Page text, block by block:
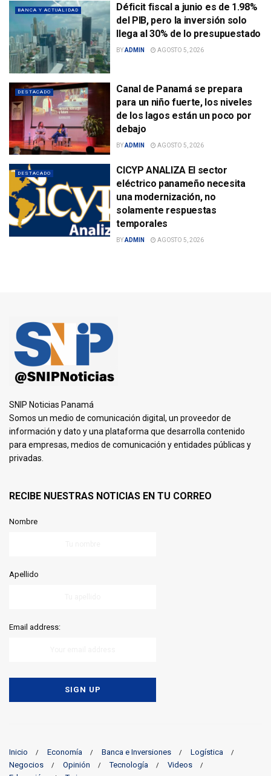
BANCA Y ACTUALIDAD
Déficit fiscal a junio es de 1.98%
del PIB, pero la inversión solo
llega al 30% de lo presupuestado
BYADMIN AGOSTO 5, 2026
DESTACADO
Canal de Panamá se prepara
para un niño fuerte, los niveles
de los lagos están un poco por
debajo
BYADMIN AGOSTO 5, 2026
DESTACADO
CICYP ANALIZA El sector
eléctrico panameño necesita
una modernización, no
solamente respuestas
temporales
BYADMIN AGOSTO 5, 2026
SNIP Noticias Panamá
Somos un medio de comunicación digital, un proveedor de
información y dato y una plataforma que desarrolla contenido
para empresas, medios de comunicación y entidades públicas y
privadas.
RECIBE NUESTRAS NOTICIAS EN TU CORREO
Nombre
Apellido
Email address:
Inicio Economía Banca e Inversiones
Logística
Negocios
Opinión Tecnología
Videos